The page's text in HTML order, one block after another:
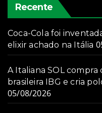
Recente
Coca-Cola foi
elixir achado na Itália
A Italiana SOL
brasileira IBG e cria
05/08/2026